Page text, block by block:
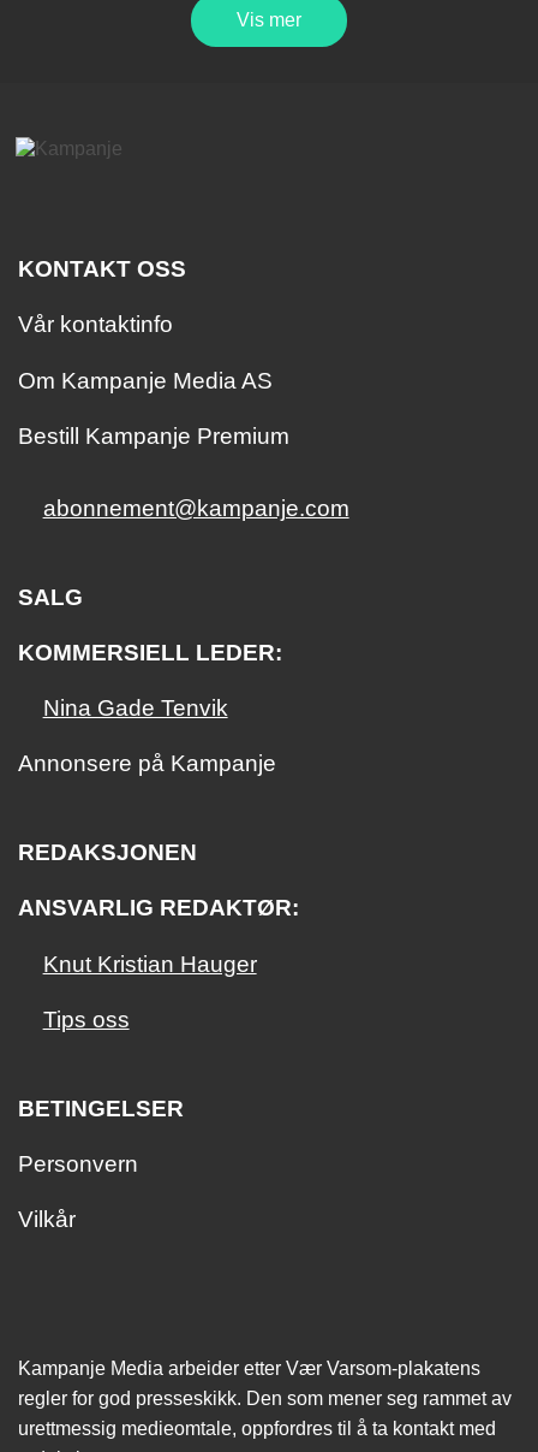
Vis mer
KONTAKT OSS
Vår kontaktinfo
Om Kampanje Media AS
Bestill Kampanje Premium
abonnement@kampanje.com
SALG
KOMMERSIELL LEDER:
Nina Gade Tenvik
Annonsere på Kampanje
REDAKSJONEN
ANSVARLIG REDAKTØR:
Knut Kristian Hauger
Tips oss
BETINGELSER
Personvern
Vilkår
Kampanje Media arbeider etter Vær Varsom-plakatens
regler for god presseskikk. Den som mener seg rammet av
urettmessig medie­omtale, oppfordres til å ta kontakt med